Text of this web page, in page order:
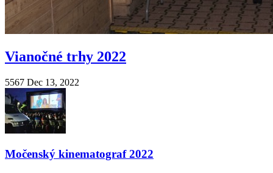
Vianočné trhy 2022
5567 Dec 13, 2022
Močenský kinematograf 2022